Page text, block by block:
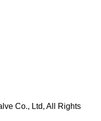
Co., Ltd, All Rights